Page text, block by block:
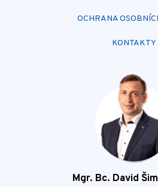
OCHRANA
KONTAKTY
Mgr. Bc. David